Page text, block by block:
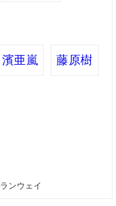
亜嵐 藤原樹
ンウェイ